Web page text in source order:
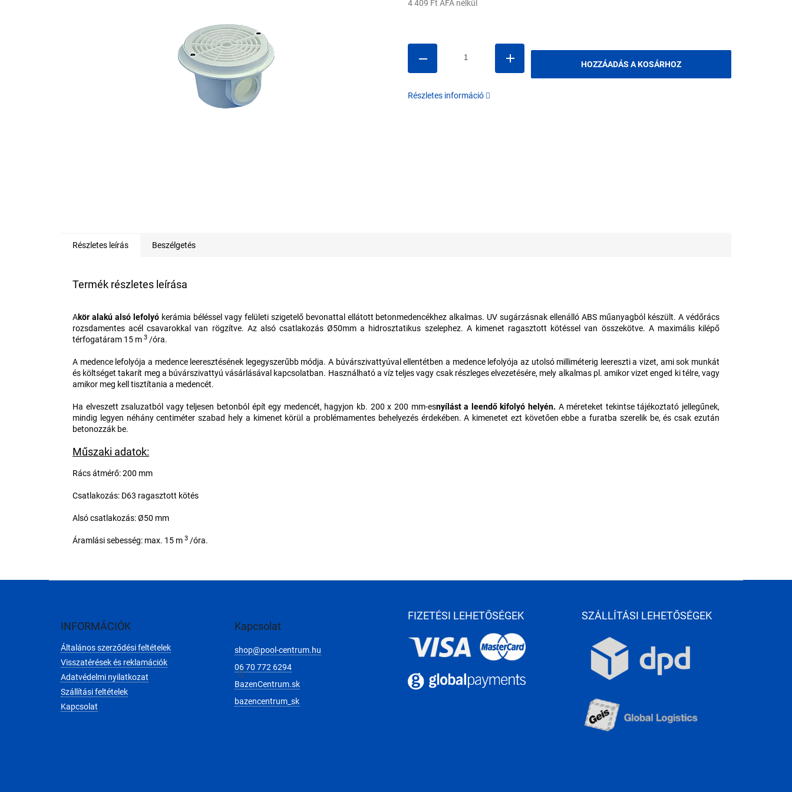
4 409 Ft ÁFA nélkül
HOZZÁADÁS A KOSÁRHOZ
Részletes információ
Részletes leírás Beszélgetés
Termék részletes leírása
Akör alakú alsó lefolyókerámia béléssel vagy felületi szigetelő bevonattal ellátott betonmedencékhez alkalmas. UV sugárzásnak ellenálló ABS műanyagból készült. A védőrács
rozsdamentes acél csavarokkal van rögzítve. Az alsó csatlakozás Ø50mm a hidrosztatikus szelephez. A kimenet ragasztott kötéssel van összekötve. A maximális kilépő
térfogatáram 15 m 3 /óra.
A medence lefolyója a medence leeresztésének legegyszerűbb módja. A búvárszivattyúval ellentétben a medence lefolyója az utolsó milliméterig leereszti a vizet, ami sok munkát
és költséget takarít meg a búvárszivattyú vásárlásával kapcsolatban. Használható a víz teljes vagy csak részleges elvezetésére, mely alkalmas pl. amikor vizet enged ki télre, vagy
amikor meg kell tisztítania a medencét.
Ha elveszett zsaluzatból vagy teljesen betonból épít egy medencét, hagyjon kb. 200 x 200 mm-esnyílást a leendő kifolyó helyén. A méreteket tekintse tájékoztató jellegűnek,
mindig legyen néhány centiméter szabad hely a kimenet körül a problémamentes behelyezés érdekében. A kimenetet ezt követően ebbe a furatba szerelik be, és csak ezután
betonozzák be.
Műszaki adatok:
Rács átmérő: 200 mm
Csatlakozás: D63 ragasztott kötés
Alsó csatlakozás: Ø50 mm
Áramlási sebesség: max. 15 m 3 /óra.
INFORMÁCIÓK
Általános szerződési feltételek
Visszatérések és reklamációk
Adatvédelmi nyilatkozat
Szállítási feltételek
Kapcsolat
Kapcsolat
shop@pool-centrum.hu
06 70 772 6294
BazenCentrum.sk
bazencentrum_sk
FIZETÉSI LEHETŐSÉGEK SZÁLLÍTÁSI LEHETŐSÉGEK